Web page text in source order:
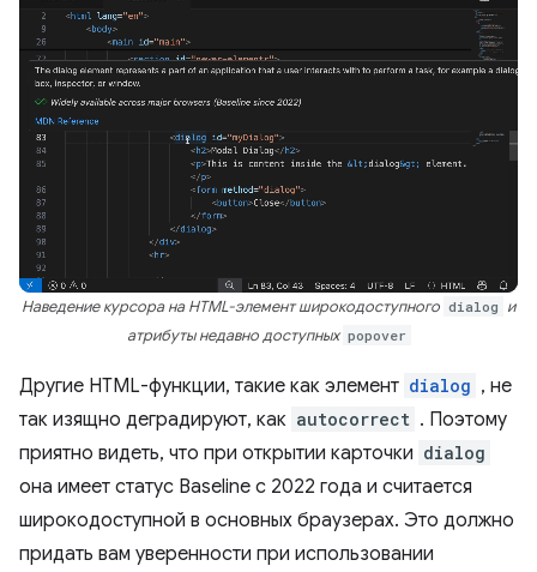
Наведение курсора на HTML-элемент широкодоступного dialog и
атрибуты недавно доступных popover
Другие HTML-функции, такие как элемент dialog , не
так изящно деградируют, как autocorrect . Поэтому
приятно видеть, что при открытии карточки dialog
она имеет статус Baseline с 2022 года и считается
широкодоступной в основных браузерах. Это должно
придать вам уверенности при использовании